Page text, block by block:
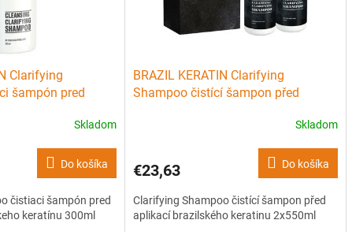
Clarifying
šampón pred
Skladom
Do košíka
čistiaci šampón pred
keratínu 300ml
BRAZIL KERATIN Clarifying
Shampoo čistící šampon před
Skladom
€23,63 Do košíka
Clarifying Shampoo čistící šampon před
aplikací brazilského keratinu 2x550ml